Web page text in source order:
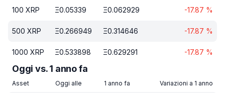
100 XRP Ξ0.05339 Ξ0.062929 -17.87 %
500 XRP Ξ0.266949 Ξ0.314646 -17.87 %
1000 XRP Ξ0.533898 Ξ0.629291 -17.87 %
Oggi vs. 1 anno fa
Asset Oggi alle 1 anno fa Variazioni a 1 anno